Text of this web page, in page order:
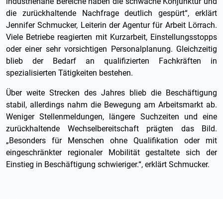
die zurückhaltende Nachfrage deutlich gespürt“, erklärt
Jennifer Schmucker, Leiterin der Agentur für Arbeit Lörrach.
Viele Betriebe reagierten mit Kurzarbeit, Einstellungsstopps
oder einer sehr vorsichtigen Personalplanung. Gleichzeitig
blieb der Bedarf an qualifizierten Fachkräften in
spezialisierten Tätigkeiten bestehen.
Über weite Strecken des Jahres blieb die Beschäftigung
stabil, allerdings nahm die Bewegung am Arbeitsmarkt ab.
Weniger Stellenmeldungen, längere Suchzeiten und eine
zurückhaltende Wechselbereitschaft prägten das Bild.
„Besonders für Menschen ohne Qualifikation oder mit
eingeschränkter regionaler Mobilität gestaltete sich der
Einstieg in Beschäftigung schwieriger.“, erklärt Schmucker.